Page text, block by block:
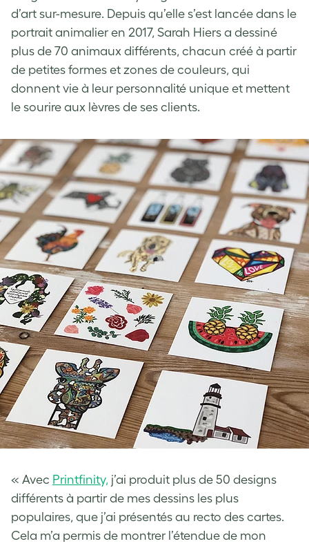
d’art sur-mesure. Depuis qu’elle s’est lancée dans le
portrait animalier en 2017, Sarah Hiers a dessiné
plus de 70 animaux différents, chacun créé à partir
de petites formes et zones de couleurs, qui
donnent vie à leur personnalité unique et mettent
le sourire aux lèvres de ses clients.
« Avec Printfinity, j’ai produit plus de 50 designs
différents à partir de mes dessins les plus
populaires, que j’ai présentés au recto des cartes.
Cela m’a permis de montrer l’étendue de mon